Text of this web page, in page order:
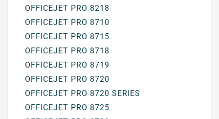
OFFICEJET PRO 8218
OFFICEJET PRO 8710
OFFICEJET PRO 8715
OFFICEJET PRO 8718
OFFICEJET PRO 8719
OFFICEJET PRO 8720
OFFICEJET PRO 8720 SERIES
OFFICEJET PRO 8725